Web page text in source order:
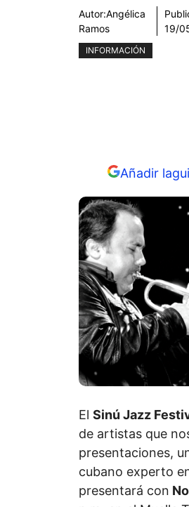
Autor:Angélica
Ramos
19/
INFORMACIÓN
Añadir
El Sinú Jazz
de artistas que
presentaciones,
cubano experto
presentará con